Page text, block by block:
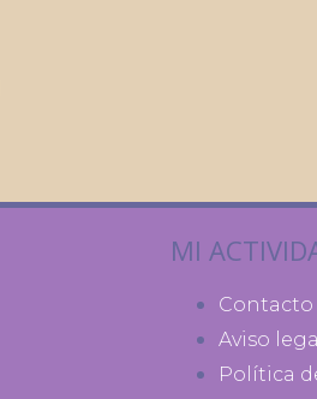
MI
Contacto
Aviso legal
Política